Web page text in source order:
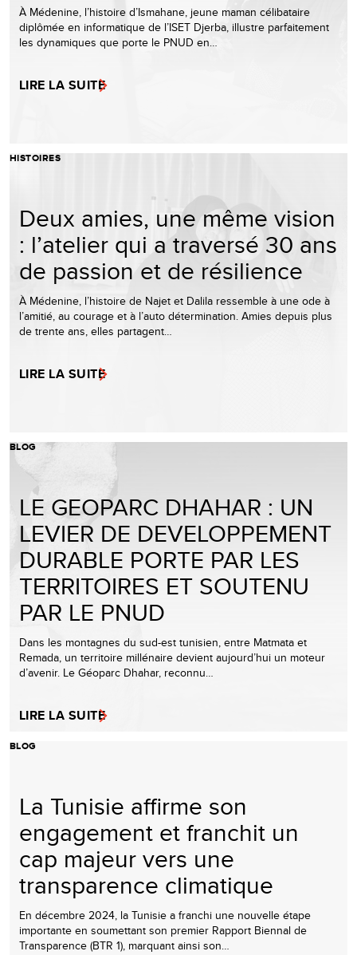
À Médenine, l’histoire d’Ismahane, jeune maman célibataire
diplômée en informatique de l’ISET Djerba, illustre parfaitement
les dynamiques que porte le PNUD en…
LIRE LA SUITE
HISTOIRES
Deux amies, une même vision
: l’atelier qui a traversé 30 ans
de passion et de résilience
À Médenine, l’histoire de Najet et Dalila ressemble à une ode à
l’amitié, au courage et à l’auto détermination. Amies depuis plus
de trente ans, elles partagent…
LIRE LA SUITE
BLOG
LE GEOPARC DHAHAR : UN
LEVIER DE DEVELOPPEMENT
DURABLE PORTE PAR LES
TERRITOIRES ET SOUTENU
PAR LE PNUD
Dans les montagnes du sud-est tunisien, entre Matmata et
Remada, un territoire millénaire devient aujourd’hui un moteur
d’avenir. Le Géoparc Dhahar, reconnu…
LIRE LA SUITE
BLOG
La Tunisie affirme son
engagement et franchit un
cap majeur vers une
transparence climatique
En décembre 2024, la Tunisie a franchi une nouvelle étape
importante en soumettant son premier Rapport Biennal de
Transparence (BTR 1), marquant ainsi son…